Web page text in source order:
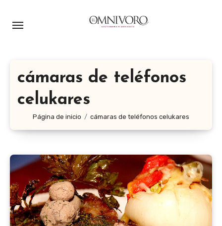
cámaras de teléfonos
celukares
Página de inicio cámaras de teléfonos celukares